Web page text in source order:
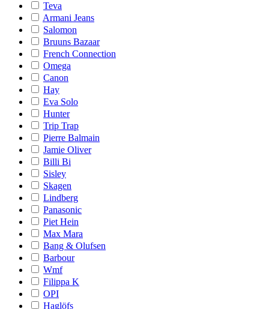
Teva
Armani Jeans
Salomon
Bruuns Bazaar
French Connection
Omega
Canon
Hay
Eva Solo
Hunter
Trip Trap
Pierre Balmain
Jamie Oliver
Billi Bi
Sisley
Skagen
Lindberg
Panasonic
Piet Hein
Max Mara
Bang & Olufsen
Barbour
Wmf
Filippa K
OPI
Haglöfs